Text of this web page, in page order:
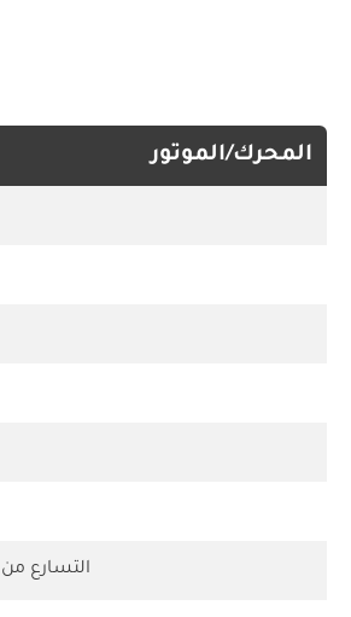
المحرك/الموتور
التسارع من 0 إلى 100 كلم بالساعة